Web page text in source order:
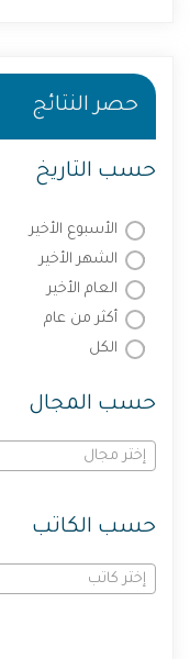
حصر النتائج
حسب التاريخ
الأسبوع الأخير
الشهر الأخير
العام الأخير
أكثر من عام
الكل
حسب المجال
إختر مجال
حسب الكاتب
إختر كاتب